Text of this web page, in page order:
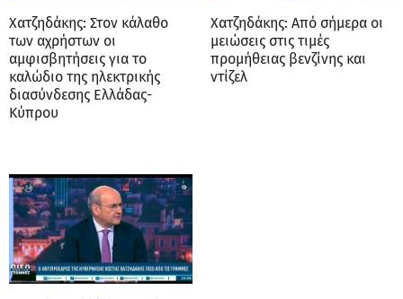
Χατζηδάκης: Στον κάλαθο
των αχρήστων οι
αμφισβητήσεις για το
καλώδιο της ηλεκτρικής
διασύνδεσης Ελλάδας-
Κύπρου
Χατζηδάκης: Από σήμερα οι
μειώσεις στις τιμές
προμήθειας βενζίνης και
ντίζελ